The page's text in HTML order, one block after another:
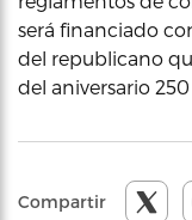
será financiado
del republicano
del aniversario
Compartir